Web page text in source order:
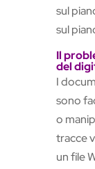
sul
sul
Il
del
I
sono
o
tracce
un file